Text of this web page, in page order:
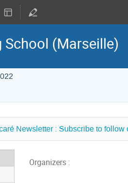
School (Marseille)
Newsletter : Subscribe to follow
Organizers :